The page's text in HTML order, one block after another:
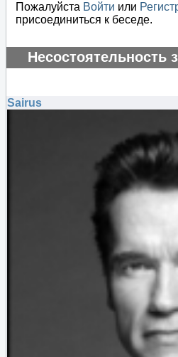
Пожалуйста Войти или
присоединиться к беседе.
Несостоятельность
энергии
Sairus